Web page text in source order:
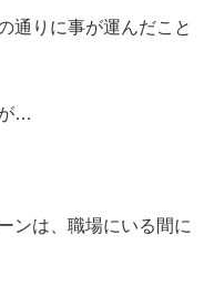
通りに事が運んだこと
…
ンは、職場にいる間に